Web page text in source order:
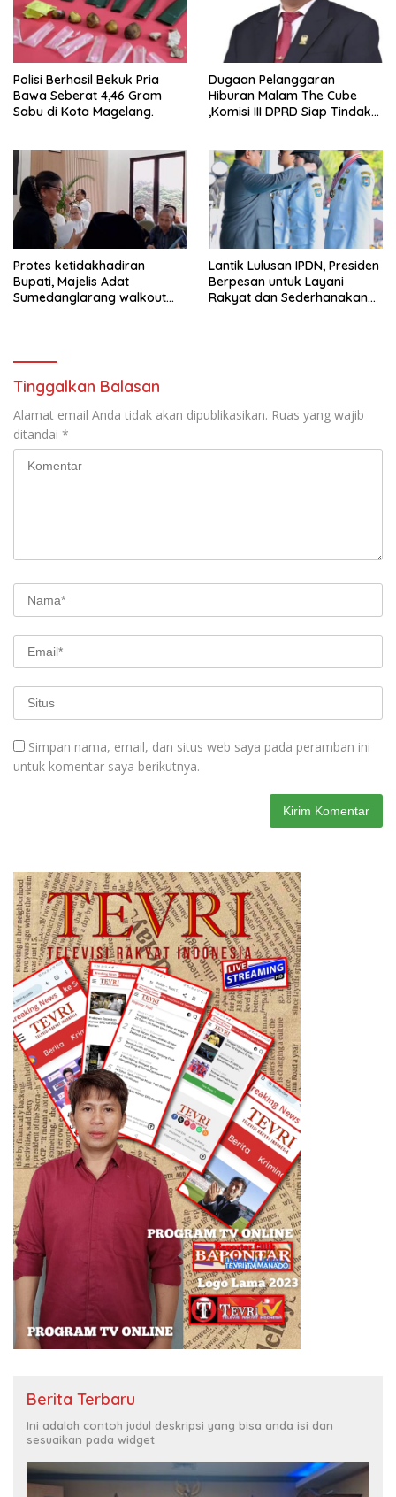
Polisi Berhasil Bekuk Pria
Bawa Seberat 4,46 Gram
Sabu di Kota Magelang.
Dugaan Pelanggaran
Hiburan Malam The Cube
,Komisi III DPRD Siap Tindak
Protes ketidakhadiran
Bupati, Majelis Adat
Sumedanglarang walkout
Lantik Lulusan IPDN, Presiden
Berpesan untuk Layani
Rakyat dan Sederhanakan
Tinggalkan Balasan
Alamat email Anda tidak akan dipublikasikan. Ruas yang wajib
ditandai *
Simpan nama, email, dan situs web saya pada peramban ini
untuk komentar saya berikutnya.
Berita Terbaru
Ini adalah contoh judul deskripsi yang bisa anda isi dan
sesuaikan pada widget